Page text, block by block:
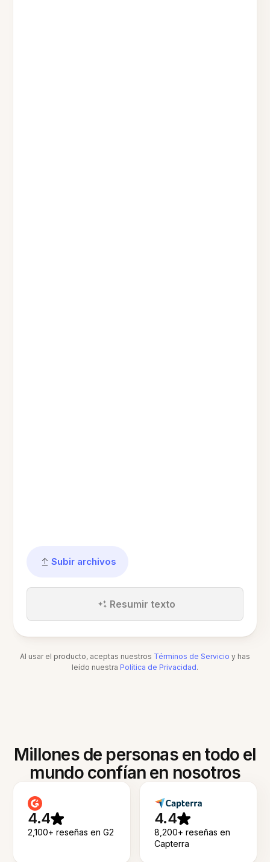
Subir archivos
Resumir texto
Al usar el producto, aceptas nuestros Términos de Servicio y has
leído nuestra Política de Privacidad.
Millones de personas en todo el
mundo confían en nosotros
4.4
2,100+ reseñas en G2
4.4
8,200+ reseñas en
Capterra